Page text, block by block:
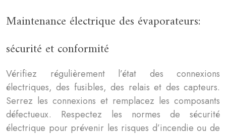
Maintenance électrique des évaporateurs:
sécurité et conformité
Vérifiez régulièrement l’état des connexions
électriques, des fusibles, des relais et des capteurs.
Serrez les connexions et remplacez les composants
défectueux. Respectez les normes de sécurité
électrique pour prévenir les risques d’incendie ou de